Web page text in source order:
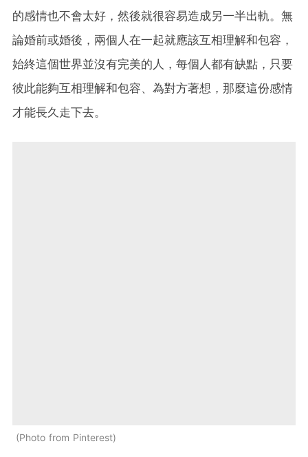
的感情也不會太好，然後就很容易造成另一半出軌。無
論婚前或婚後，兩個人在一起就應該互相理解和包容，
始終這個世界並沒有完美的人，每個人都有缺點，只要
彼此能夠互相理解和包容、為對方著想，那麼這份感情
才能長久走下去。
Photo from Pinterest